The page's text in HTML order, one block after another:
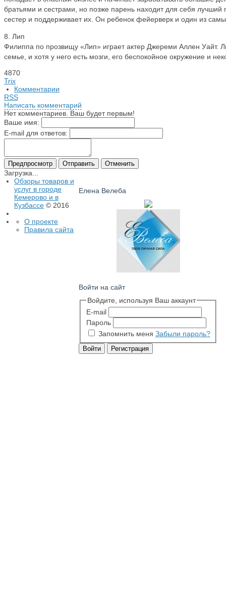
братьями и сестрами, но позже парень находит для себя лучший
сестер и поддерживает их. Он ребенок фейерверк и один из
8. Лип
Филиппа по прозвищу «Лип» играет актер Джереми Аллен Уайт.
семье, и хотя у него есть мозги, его беспокойное окружение и
4870
Trix
Комментарии
RSS
Написать комментарий
Нет комментариев. Ваш будет первым!
Ваше имя:
E-mail для ответов:
Загрузка...
Елена Велеба
Войти на сайт
Войдите, используя Ваш аккаунт
E-mail
Пароль
Запомнить меня Забыли пароль?
Обзоры товаров и
услуг в городе
Кемерово и в
Кузбассе © 2016
О проекте
Правила сайта